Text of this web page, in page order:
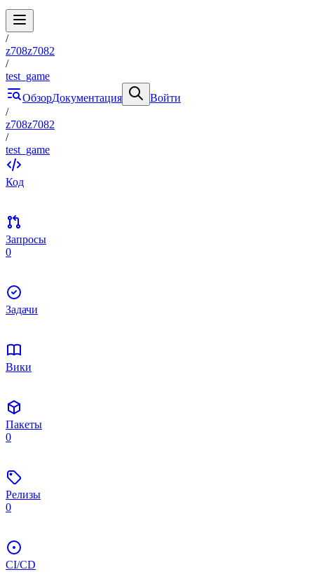
/
z708z7082
/
test_game
ОбзорДокументация
Войти
/
z708z7082
/
test_game
Код
Запросы
0
Задачи
Вики
Пакеты
0
Релизы
0
CI/CD